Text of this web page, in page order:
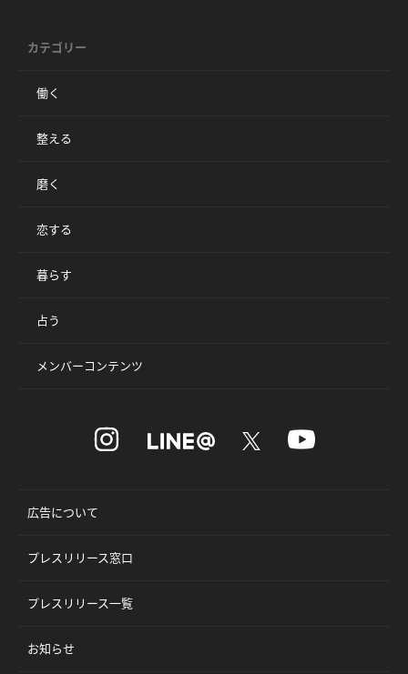
カテゴリー
働く
整える
磨く
恋する
暮らす
占う
メンバーコンテンツ
広告について
プレスリリース窓口
プレスリリース一覧
お知らせ